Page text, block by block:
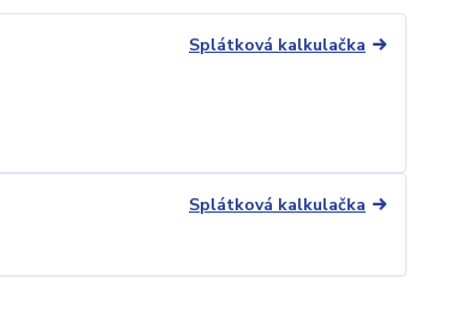
Splátková kalkulačka
Splátková kalkulačka